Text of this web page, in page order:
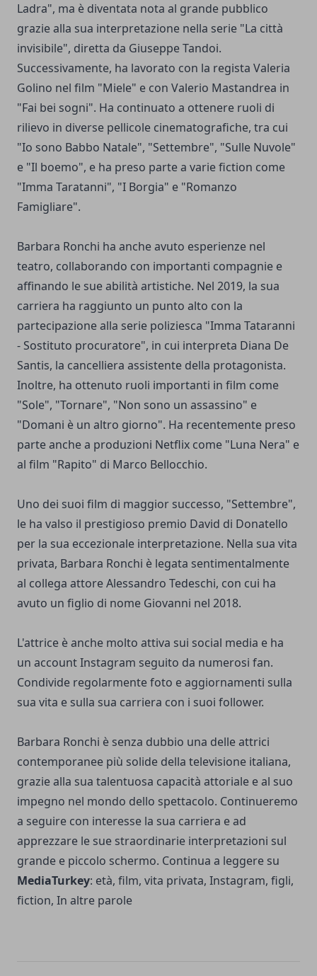
Ladra", ma è diventata nota al grande pubblico
grazie alla sua interpretazione nella serie "La città
invisibile", diretta da Giuseppe Tandoi.
Successivamente, ha lavorato con la regista Valeria
Golino nel film "Miele" e con Valerio Mastandrea in
"Fai bei sogni". Ha continuato a ottenere ruoli di
rilievo in diverse pellicole cinematografiche, tra cui
"Io sono Babbo Natale", "Settembre", "Sulle Nuvole"
e "Il boemo", e ha preso parte a varie fiction come
"Imma Taratanni", "I Borgia" e "Romanzo
Famigliare".
Barbara Ronchi ha anche avuto esperienze nel
teatro, collaborando con importanti compagnie e
affinando le sue abilità artistiche. Nel 2019, la sua
carriera ha raggiunto un punto alto con la
partecipazione alla serie poliziesca "Imma Tataranni
- Sostituto procuratore", in cui interpreta Diana De
Santis, la cancelliera assistente della protagonista.
Inoltre, ha ottenuto ruoli importanti in film come
"Sole", "Tornare", "Non sono un assassino" e
"Domani è un altro giorno". Ha recentemente preso
parte anche a produzioni Netflix come "Luna Nera" e
al film "Rapito" di Marco Bellocchio.
Uno dei suoi film di maggior successo, "Settembre",
le ha valso il prestigioso premio David di Donatello
per la sua eccezionale interpretazione. Nella sua vita
privata, Barbara Ronchi è legata sentimentalmente
al collega attore Alessandro Tedeschi, con cui ha
avuto un figlio di nome Giovanni nel 2018.
L'attrice è anche molto attiva sui social media e ha
un account Instagram seguito da numerosi fan.
Condivide regolarmente foto e aggiornamenti sulla
sua vita e sulla sua carriera con i suoi follower.
Barbara Ronchi è senza dubbio una delle attrici
contemporanee più solide della televisione italiana,
grazie alla sua talentuosa capacità attoriale e al suo
impegno nel mondo dello spettacolo. Continueremo
a seguire con interesse la sua carriera e ad
apprezzare le sue straordinarie interpretazioni sul
grande e piccolo schermo. Continua a leggere su
MediaTurkey: età, film, vita privata, Instagram, figli,
fiction, In altre parole